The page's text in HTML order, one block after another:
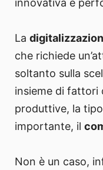
innovativa e
La
che richiede
soltanto sulla
insieme di fattori
produttive, la
importante, il
Non è un caso,